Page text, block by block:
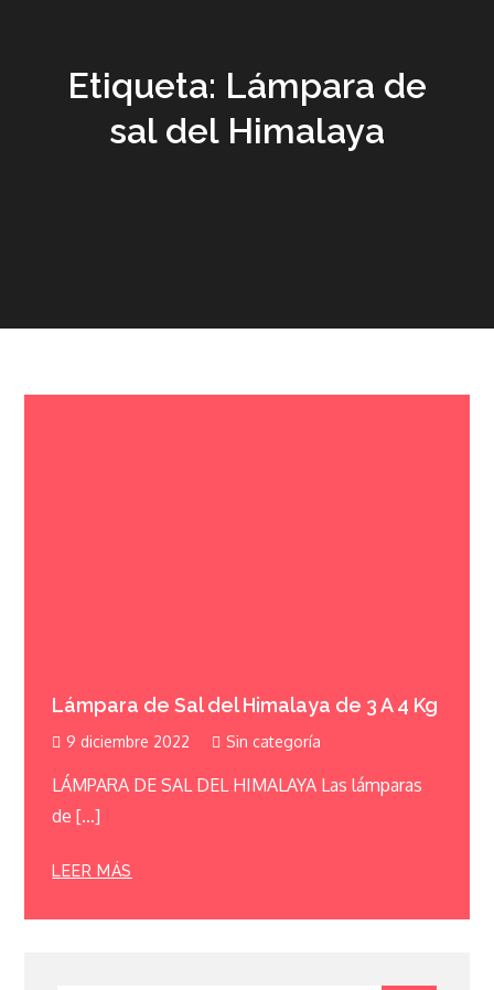
Etiqueta: Lámpara de
sal del Himalaya
Lámpara de Sal del Himalaya de 3 A 4 Kg
9 diciembre 2022 Sin categoría
LÁMPARA DE SAL DEL HIMALAYA Las lámparas
de […]
LEER MÁS